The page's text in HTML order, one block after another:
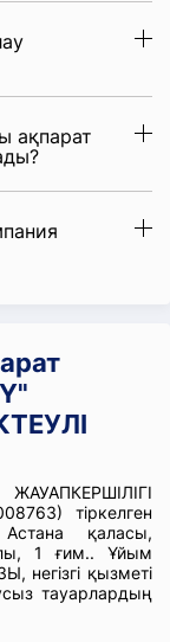
ақпарат
тіркелген
қаласы,
1 ғим.. Ұйым
қызметі
тауарлардың